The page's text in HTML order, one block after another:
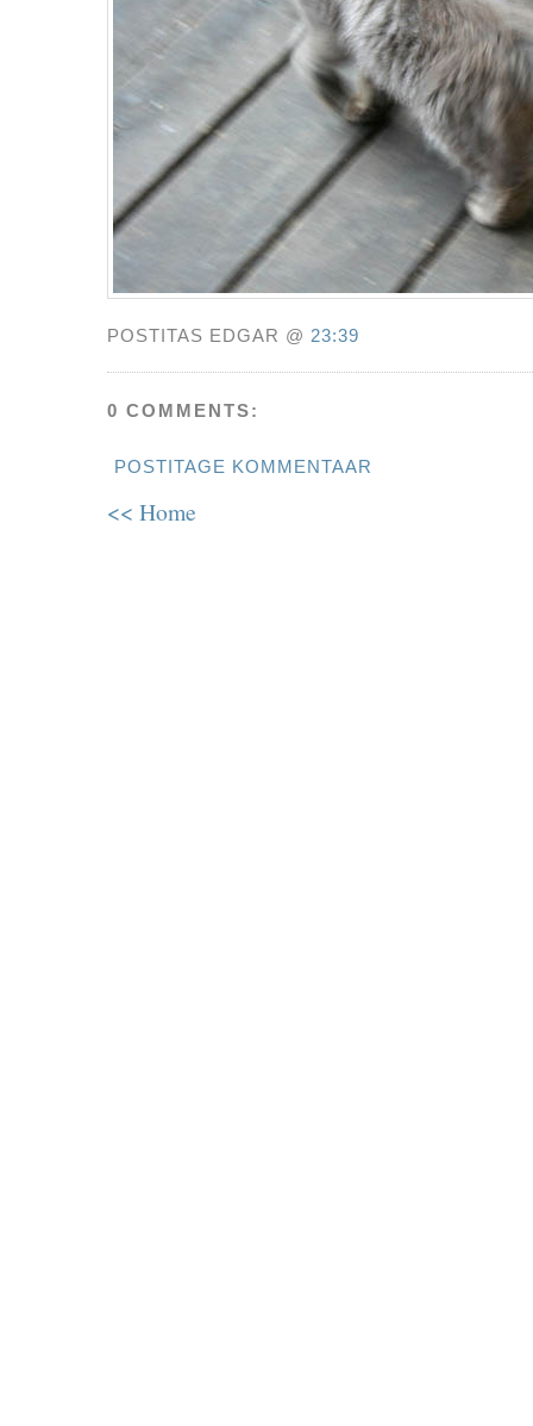
POSTITAS EDGAR @ 23:39
0 COMMENTS:
POSTITAGE KOMMENTAAR
<< Home